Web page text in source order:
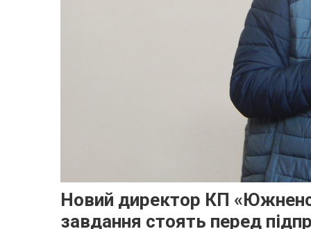
Новий директор КП
завдання стоять перед